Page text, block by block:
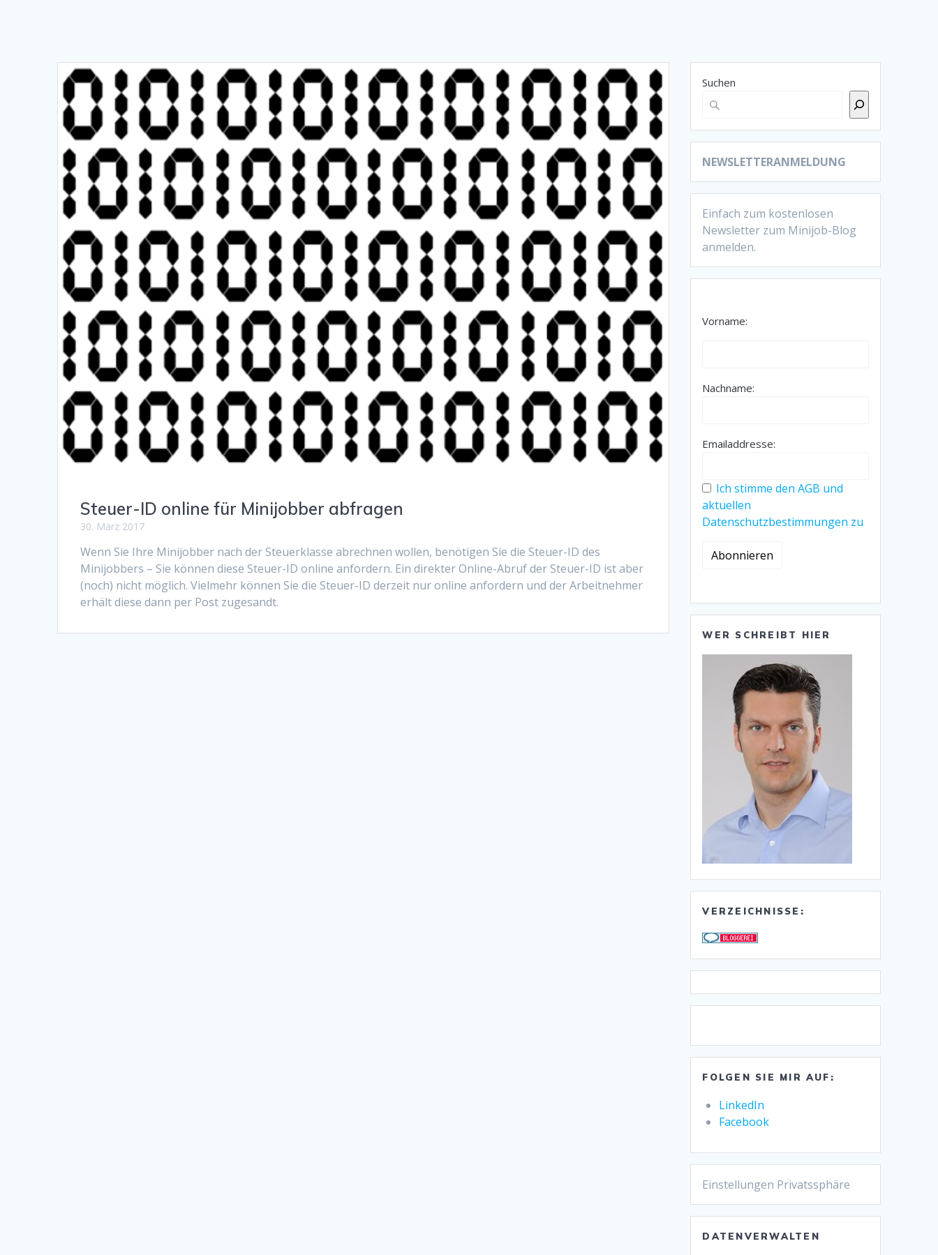
Steuer-ID online für Minijobber abfragen
30. März 2017
Wenn Sie Ihre Minijobber nach der Steuerklasse abrechnen wollen, benötigen Sie die Steuer-ID des
Minijobbers – Sie können diese Steuer-ID online anfordern. Ein direkter Online-Abruf der Steuer-ID ist aber
(noch) nicht möglich. Vielmehr können Sie die Steuer-ID derzeit nur online anfordern und der Arbeitnehmer
erhält diese dann per Post zugesandt.
Suchen
NEWSLETTERANMELDUNG
Einfach zum kostenlosen
Newsletter zum Minijob-Blog
anmelden.
Vorname:
Nachname:
Emailaddresse:
Ich stimme den AGB und
aktuellen
Datenschutzbestimmungen zu
WER SCHREIBT HIER
VERZEICHNISSE:
FOLGEN SIE MIR AUF:
LinkedIn
Facebook
Einstellungen Privatssphäre
DATENVERWALTEN